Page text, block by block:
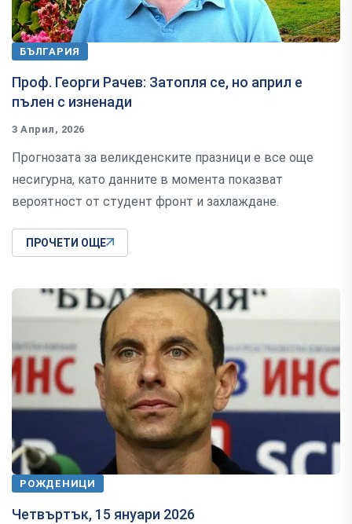
БЪЛГАРИЯ
Проф. Георги Рачев: Затопля се, но април е
пълен с изненади
3 Април, 2026
Прогнозата за великденските празници е все още
несигурна, като данните в момента показват
вероятност от студент фронт и захлаждане.
ПРОЧЕТИ ОЩЕ
РОЖДЕНИЦИ
Четвъртък, 15 януари 2026